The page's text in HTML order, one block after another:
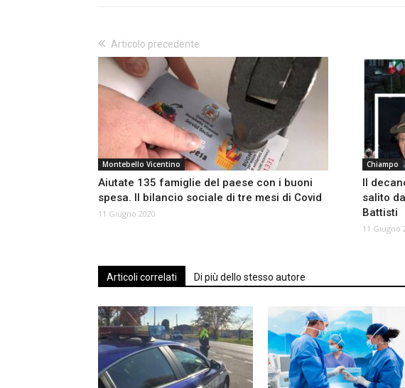
Articolo precedente
Montebello Vicentino
Aiutate 135 famiglie del paese con i buoni
spesa. Il bilancio sociale di tre mesi di Covid
11 Giugno 2020
Chiampo
Il
salito
Battisti
11 Giugno
Articoli correlati Di più dello stesso autore